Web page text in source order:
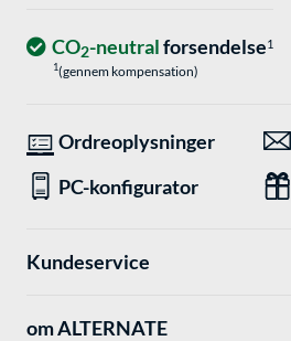
CO2-neutralforsendelse1
1(gennem kompensation)
Ordreoplysninger
PC-konfigurator
Kundeservice
om ALTERNATE